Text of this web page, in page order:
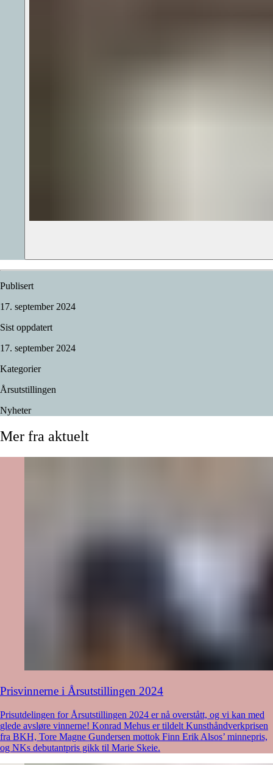
Publisert
17. september 2024
Sist oppdatert
17. september 2024
Kategorier
Årsutstillingen
Nyheter
Mer fra aktuelt
Prisvinnerne i Årsutstillingen 2024
Prisutdelingen for Årsutstillingen 2024 er nå overstått, og vi kan med
glede avsløre vinnerne! Konrad Mehus er tildelt Kunsthåndverkprisen
fra BKH, Tore Magne Gundersen mottok Finn Erik Alsos’ minnepris,
og NKs debutantpris gikk til Marie Skeie.